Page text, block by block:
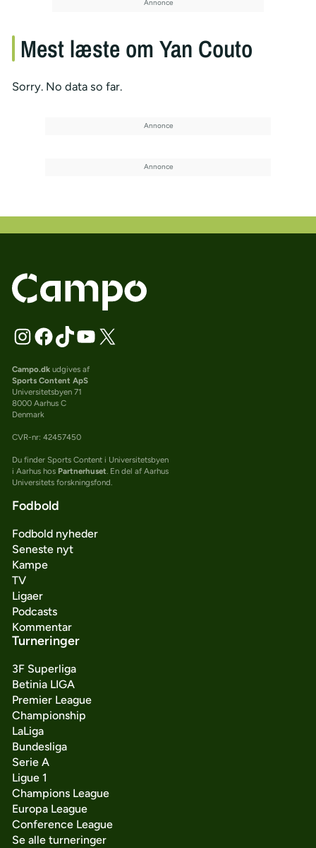
Mest læste om Yan Couto
Sorry. No data so far.
Campo.dkudgives af
Sports Content ApS
Universitetsbyen 71
8000 Aarhus C
Denmark
CVR-nr: 42457450
Du finder Sports Content i Universitetsbyen
i Aarhus hos Partnerhuset . En del af Aarhus
Universitets forskningsfond.
Fodbold
Fodbold nyheder
Seneste nyt
Kampe
TV
Ligaer
Podcasts
Kommentar
Turneringer
3F Superliga
Betinia LIGA
Premier League
Championship
LaLiga
Bundesliga
Serie A
Ligue 1
Champions League
Europa League
Conference League
Se alle turneringer